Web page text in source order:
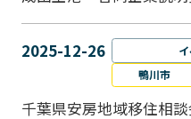
2025-12-26
鴨川市
千葉県安房地域移住相